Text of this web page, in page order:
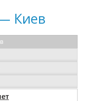
Киев